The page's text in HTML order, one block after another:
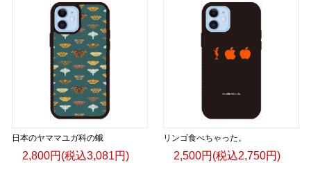
日本のヤママユガ科の蛾
2,800円(税込3,081円)
リンゴ食べちゃった。
2,500円(税込2,750円)